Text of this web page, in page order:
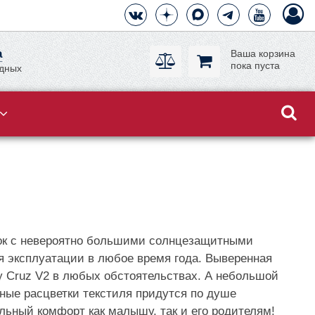
Ваша корзина
пока пуста
с невероятно большими солнцезащитными
в любое время года. Выверенная
Cruz V2 в любых обстоятельствах. А небольшой
расцветки текстиля придутся по душе
комфорт как малышу, так и его родителям!